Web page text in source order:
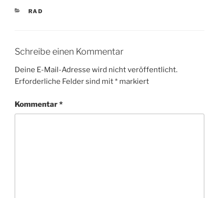
KATEGORIEN
RAD
Schreibe einen Kommentar
Deine E-Mail-Adresse wird nicht veröffentlicht.
Erforderliche Felder sind mit* markiert
Kommentar*